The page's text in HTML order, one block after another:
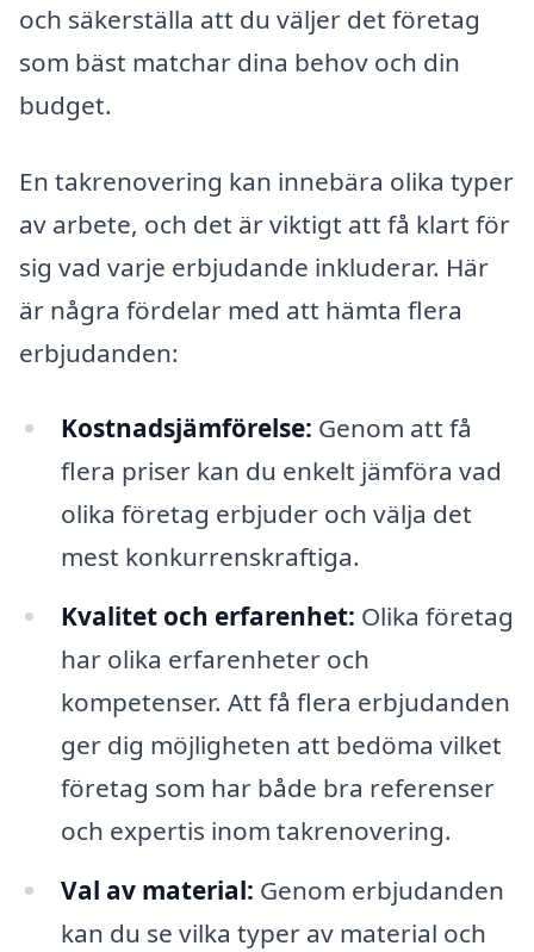
och säkerställa att du väljer det företag
som bäst matchar dina behov och din
budget.
En takrenovering kan innebära olika typer
av arbete, och det är viktigt att få klart för
sig vad varje erbjudande inkluderar. Här
är några fördelar med att hämta flera
erbjudanden:
Kostnadsjämförelse: Genom att få
flera priser kan du enkelt jämföra vad
olika företag erbjuder och välja det
mest konkurrenskraftiga.
Kvalitet och erfarenhet: Olika företag
har olika erfarenheter och
kompetenser. Att få flera erbjudanden
ger dig möjligheten att bedöma vilket
företag som har både bra referenser
och expertis inom takrenovering.
Val av material: Genom erbjudanden
kan du se vilka typer av material och